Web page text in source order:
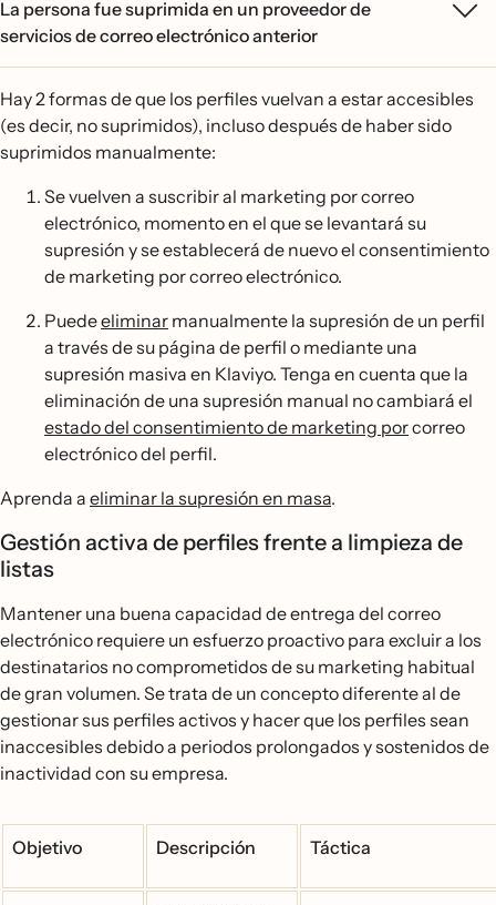
La persona fue suprimida en un proveedor de
servicios de correo electrónico anterior
Hay 2 formas de que los perfiles vuelvan a estar accesibles
(es decir, no suprimidos), incluso después de haber sido
suprimidos manualmente:
Se vuelven a suscribir al marketing por correo
electrónico, momento en el que se levantará su
supresión y se establecerá de nuevo el consentimiento
de marketing por correo electrónico.
Puedeeliminar manualmente la supresión de un perfil
a través de su página de perfil o mediante una
supresión masiva en Klaviyo. Tenga en cuenta que la
eliminación de una supresión manual no cambiará el
estado del consentimiento de marketing porcorreo
electrónico del perfil.
Aprenda a eliminar la supresión en masa.
Gestión activa de perfiles frente a limpieza de
listas
Mantener una buena capacidad de entrega del correo
electrónico requiere un esfuerzo proactivo para excluir a los
destinatarios no comprometidos de su marketing habitual
de gran volumen. Se trata de un concepto diferente al de
gestionar sus perfiles activos y hacer que los perfiles sean
inaccesibles debido a periodos prolongados y sostenidos de
inactividad con su empresa.
Objetivo Descripción Táctica